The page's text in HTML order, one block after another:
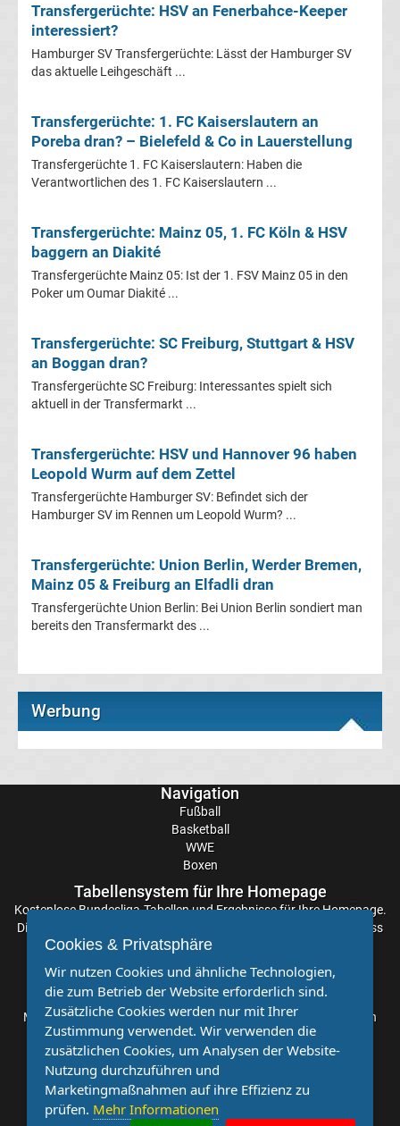
Bayern
München
Borussia
Transfergerüchte
Borussia
Transfergerüchte
FC
Transfergerüchte
Dresden
Braunschweig
Transfergerüchte
Energie
Cottbus
Transfergerüchte
FC
Augsburg
Transfergerüchte: HSV an Fenerbahce-Keeper
interessiert?
Hamburger SV Transfergerüchte: Lässt der Hamburger SV
das aktuelle Leihgeschäft ...
Transfergerüchte: 1. FC Kaiserslautern an
Poreba dran? – Bielefeld & Co in Lauerstellung
Transfergerüchte 1. FC Kaiserslautern: Haben die
Verantwortlichen des 1. FC Kaiserslautern ...
Transfergerüchte: Mainz 05, 1. FC Köln & HSV
baggern an Diakité
Transfergerüchte Mainz 05: Ist der 1. FSV Mainz 05 in den
Poker um Oumar Diakité ...
Transfergerüchte: SC Freiburg, Stuttgart & HSV
an Boggan dran?
Transfergerüchte SC Freiburg: Interessantes spielt sich
aktuell in der Transfermarkt ...
Transfergerüchte: HSV und Hannover 96 haben
Leopold Wurm auf dem Zettel
Transfergerüchte Hamburger SV: Befindet sich der
Hamburger SV im Rennen um Leopold Wurm? ...
Transfergerüchte: Union Berlin, Werder Bremen,
Mainz 05 & Freiburg an Elfadli dran
Transfergerüchte Union Berlin: Bei Union Berlin sondiert man
bereits den Transfermarkt des ...
Werbung
Navigation
Fußball
Basketball
WWE
Boxen
Tabellensystem für Ihre Homepage
KostenloseBundesliga-Tabellenund Ergebnisse für Ihre Homepage.
Die Aktualisierung der Ergebnisse erfolgt alle paar Minuten, sodass
Sie stets auf dem Laufenden sind. Einfache und schnelle
Partnervereine
Möchten Sie, dass auch Ihr Verein mehr Beachtung findet? Dann
sind Sie bei uns genau richtig. Wir suchen Ihren Verein für eine
kostenlose Kooperation. Veröffentlichen Sie Ihre Spielberichte,
Sportnachrichten und Aufrufe bei uns!
Cookies & Privatsphäre
Wir nutzen Cookies und ähnliche Technologien,
die zum Betrieb der Website erforderlich sind.
Zusätzliche Cookies werden nur mit Ihrer
Zustimmung verwendet. Wir verwenden die
zusätzlichen Cookies, um Analysen der Website-
Nutzung durchzuführen und
Marketingmaßnahmen auf ihre Effizienz zu
prüfen. Mehr Informationen